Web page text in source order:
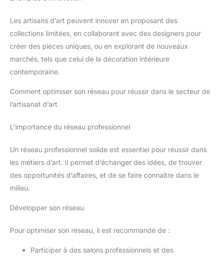
Les artisans d’art peuvent innover en proposant des
collections limitées, en collaborant avec des designers pour
créer des pièces uniques, ou en explorant de nouveaux
marchés, tels que celui de la décoration intérieure
contemporaine.
Comment optimiser son réseau pour réussir dans le secteur de
l’artisanat d’art
L’importance du réseau professionnel
Un réseau professionnel solide est essentiel pour réussir dans
les métiers d’art. Il permet d’échanger des idées, de trouver
des opportunités d’affaires, et de se faire connaître dans le
milieu.
Développer son réseau
Pour optimiser son réseau, il est recommandé de :
Participer à des salons professionnels et des